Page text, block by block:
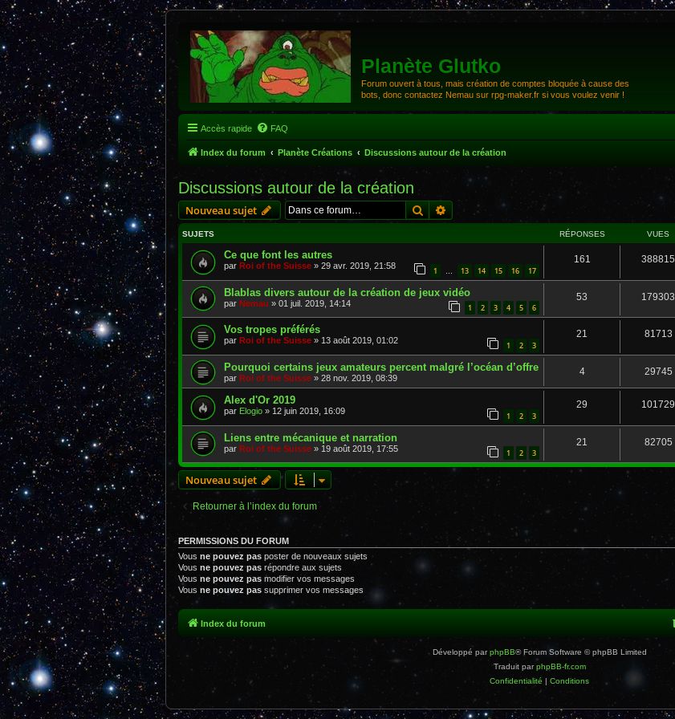
Planète Glutko
Forum ouvert à tous, mais création de comptes bloquée à cause des
bots, donc contactez Nemau sur rpg-maker.fr si vous voulez venir !
Accès rapide FAQ
Index du forum Planète Créations Discussions autour de la création
Discussions autour de la création
Nouveau sujet Rechercher
Recherche avancée
SUJETS RÉPONSES VUES
Ce que font les autres
par Roi of the Suisse » 29 avr. 2019, 21:58 1 … 13 14 15 16 17
161 388815
Blablas divers autour de la création de jeux vidéo
par Nemau » 01 juil. 2019, 14:14 1 2 3 4 5 6
53 179303
Vos tropes préférés
par Roi of the Suisse » 13 août 2019, 01:02 1 2 3
21 81713
Pourquoi certains jeux amateurs percent malgré l’océan d’offre
par Roi of the Suisse » 28 nov. 2019, 08:39
4 29745
Alex d'Or 2019
par Elogio » 12 juin 2019, 16:09 1 2 3
29 101729
Liens entre mécanique et narration
par Roi of the Suisse » 19 août 2019, 17:55 1 2 3
21 82705
Nouveau sujet
Retourner à l’index du forum
PERMISSIONS DU FORUM
Vous ne pouvez pas poster de nouveaux sujets
Vous ne pouvez pas répondre aux sujets
Vous ne pouvez pas modifier vos messages
Vous ne pouvez pas supprimer vos messages
Index du forum
Développé parphpBB® Forum Software © phpBB Limited
Traduit parphpBB-fr.com
Confidentialité | Conditions